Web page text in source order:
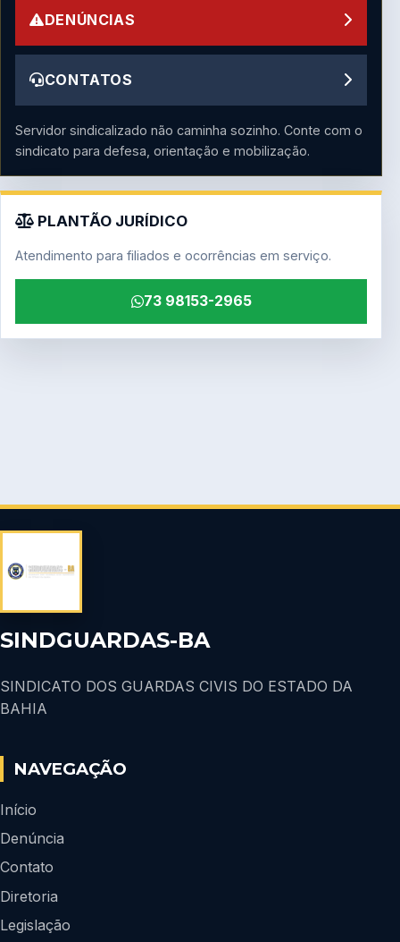
DENÚNCIAS
CONTATOS
Servidor sindicalizado não caminha sozinho. Conte com o
sindicato para defesa, orientação e mobilização.
PLANTÃO JURÍDICO
Atendimento para filiados e ocorrências em serviço.
73 98153-2965
SINDGUARDAS-BA
SINDICATO DOS GUARDAS CIVIS DO ESTADO DA
BAHIA
NAVEGAÇÃO
Início
Denúncia
Contato
Diretoria
Legislação